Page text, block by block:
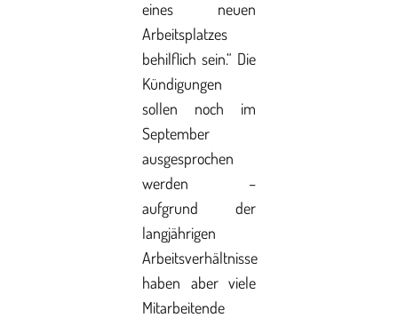
eines neuen
Arbeitsplatzes
behilflich sein.“ Die
Kündigungen
sollen noch im
September
ausgesprochen
werden –
aufgrund der
langjährigen
Arbeitsverhältnisse
haben aber viele
Mitarbeitende